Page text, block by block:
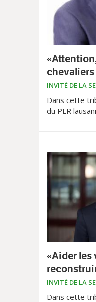
chevaliers
INVITÉ DE LA
Dans cette
du PLR
«Aider les
INVITÉ DE LA
Dans cette